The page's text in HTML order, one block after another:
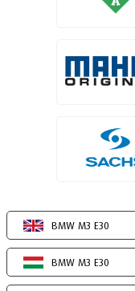
BMW M3 E30
BMW M3 E30